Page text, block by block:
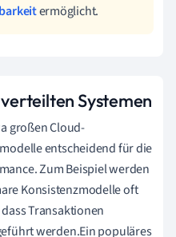
ermöglicht.
Systemen
großen Cloud-
entscheidend für die
Zum Beispiel werden
Konsistenzmodelle oft
Transaktionen
werden.Ein populäres